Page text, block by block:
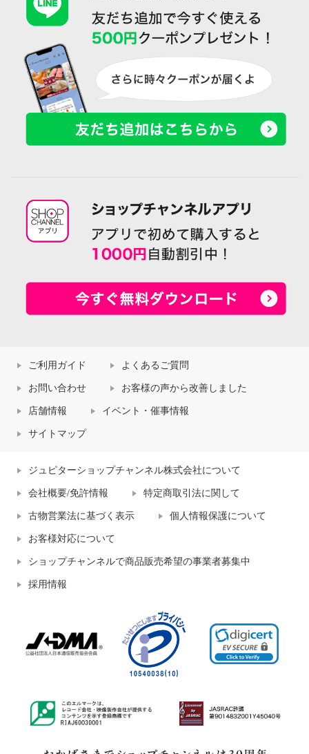
ご利用ガイド よくあるご質問
お問い合わせ お客様の声から改善しました
店舗情報 イベント・催事情報
サイトマップ
ジュピターショップチャンネル株式会社について
会社概要/免許情報 特定商取引法に関して
古物営業法に基づく表示 個人情報保護について
お客様対応について
ショップチャンネルで商品販売希望の事業者募集中
採用情報